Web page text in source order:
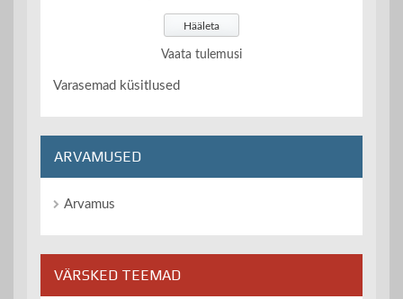
Vaata tulemusi
Varasemad küsitlused
ARVAMUSED
Arvamus
VÄRSKED TEEMAD